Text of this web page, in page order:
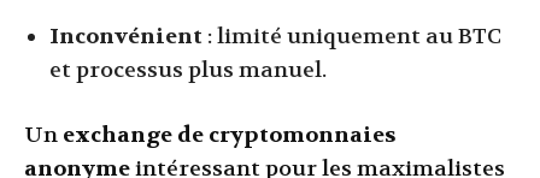
Inconvénient : limité uniquement au BTC
et processus plus manuel.
Un exchange de cryptomonnaies
anonymeintéressant pour les maximalistes